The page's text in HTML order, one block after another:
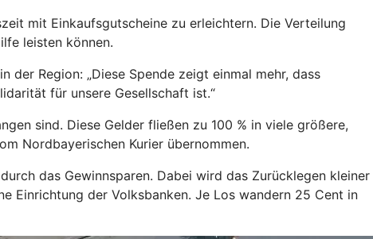
mit Einkaufsgutscheine zu erleichtern. Die Verteilung
leisten können.
Region: „Diese Spende zeigt einmal mehr, dass
für unsere Gesellschaft ist.“
sind. Diese Gelder fließen zu 100 % in viele größere,
Nordbayerischen Kurier übernommen.
das Gewinnsparen. Dabei wird das Zurücklegen kleiner
Einrichtung der Volksbanken. Je Los wandern 25 Cent in